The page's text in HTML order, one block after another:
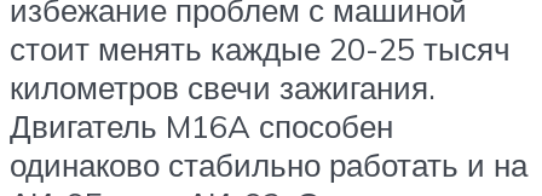
избежание проблем с машиной
стоит менять каждые 20-25 тысяч
километров свечи зажигания.
Двигатель M16A способен
одинаково стабильно работать и на